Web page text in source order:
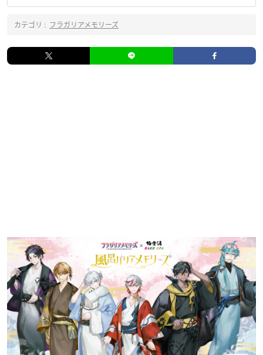
カテゴリ : フラガリアメモリーズ